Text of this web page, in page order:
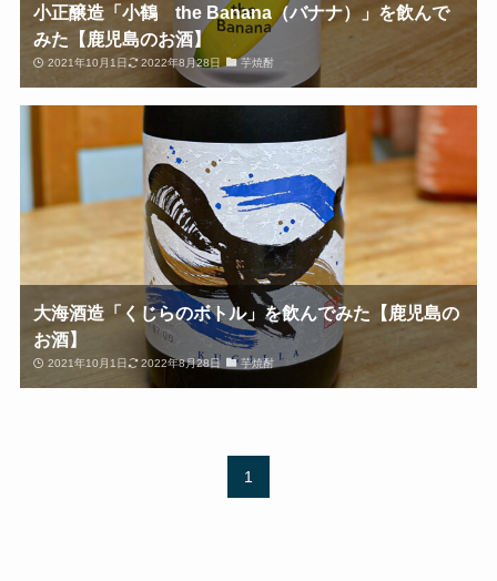
小正醸造「小鶴 the Banana（バナナ）」を飲んで
みた【鹿児島のお酒】
2021年10月1日 2022年8月28日 芋焼酎
大海酒造「くじらのボトル」を飲んでみた【鹿児島の
お酒】
2021年10月1日 2022年8月28日 芋焼酎
1